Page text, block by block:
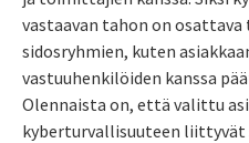
vastaavan tahon on
sidosryhmien, kuten
vastuuhenkilöiden kanssa
Olennaista on, että valittu
kyberturvallisuuteen liittyvät